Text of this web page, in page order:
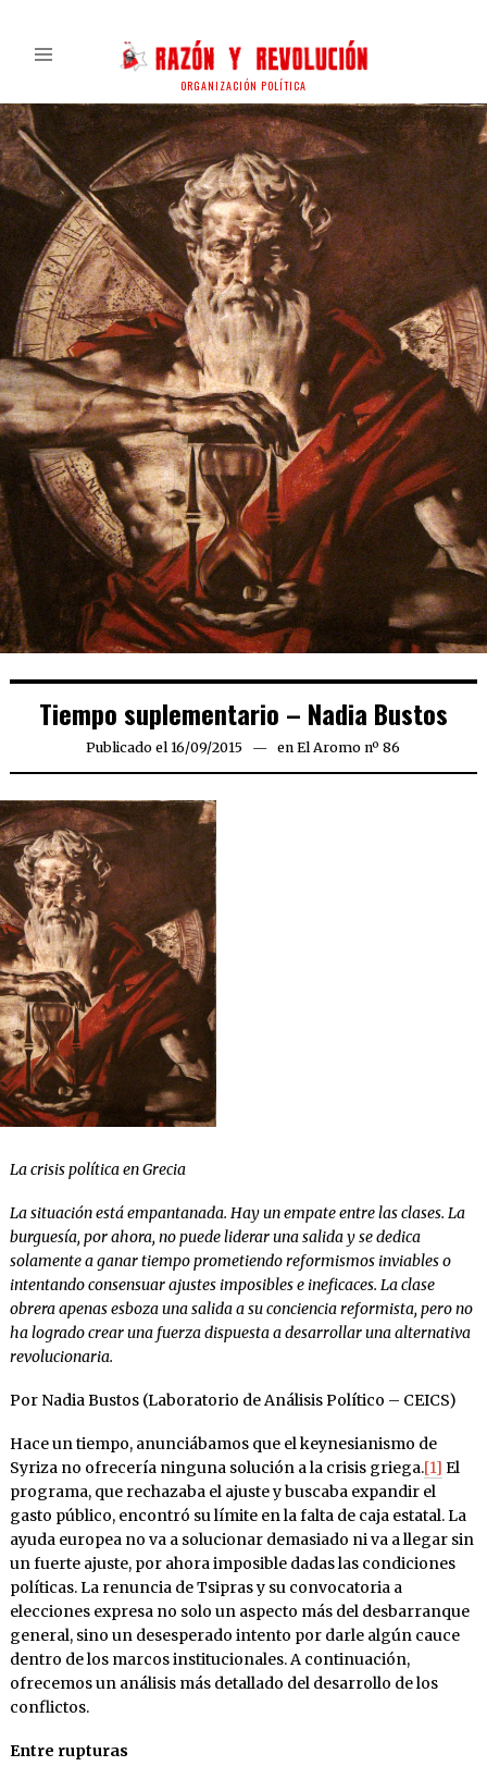
ORGANIZACIÓN POLÍTICA
Tiempo suplementario – Nadia Bustos
Publicado el 16/09/2015 24/09/2015
en El Aromo nº 86
La crisis política en Grecia
La situación está empantanada. Hay un empate entre las clases. La
burguesía, por ahora, no puede liderar una salida y se dedica
solamente a ganar tiempo prometiendo reformismos inviables o
intentando consensuar ajustes imposibles e ineficaces. La clase
obrera apenas esboza una salida a su conciencia reformista, pero no
ha logrado crear una fuerza dispuesta a desarrollar una alternativa
revolucionaria.
Por Nadia Bustos (Laboratorio de Análisis Político – CEICS)
Hace un tiempo, anunciábamos que el keynesianismo de
Syriza no ofrecería ninguna solución a la crisis griega.[1] El
programa, que rechazaba el ajuste y buscaba expandir el
gasto público, encontró su límite en la falta de caja estatal. La
ayuda europea no va a solucionar demasiado ni va a llegar sin
un fuerte ajuste, por ahora imposible dadas las condiciones
políticas. La renuncia de Tsipras y su convocatoria a
elecciones expresa no solo un aspecto más del desbarranque
general, sino un desesperado intento por darle algún cauce
dentro de los marcos institucionales. A continuación,
ofrecemos un análisis más detallado del desarrollo de los
conflictos.
Entre rupturas